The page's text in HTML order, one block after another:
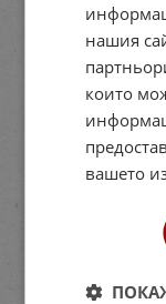
нашия
които
вашето